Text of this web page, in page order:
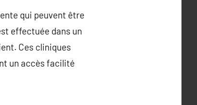
qui peuvent être
effectuée dans un
Ces cliniques
un accès facilité